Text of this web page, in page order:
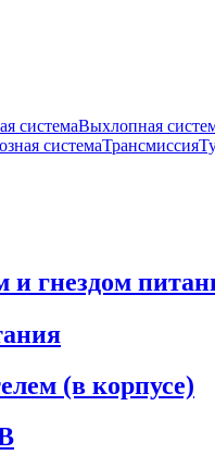
системаВыхлопная
системаТрансмиссия
гнездом
(в корпусе)